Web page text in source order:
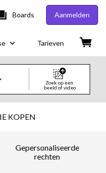
Boards Aanmelden
Tarieven
Zoek op een
beeld of video
KOPEN
Gepersonaliseerde
rechten